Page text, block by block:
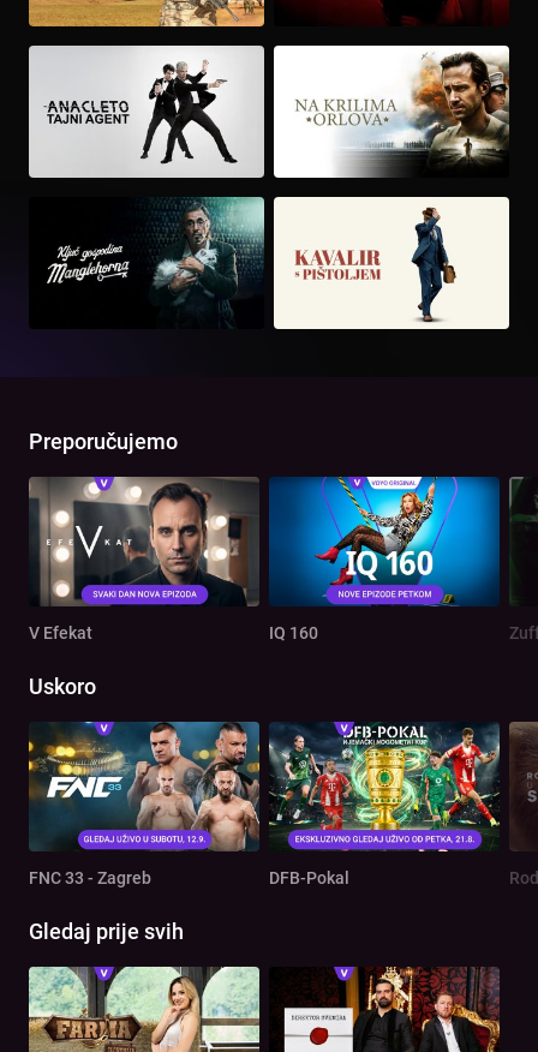
Preporučujemo
V Efekat IQ 160
Uskoro
FNC 33 - Zagreb DFB-Pokal
Gledaj prije svih